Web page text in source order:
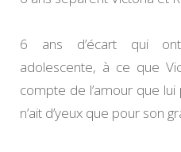
6 ans d’écart qui
adolescente, à ce que
compte de l’amour que
n’ait d’yeux que pour son